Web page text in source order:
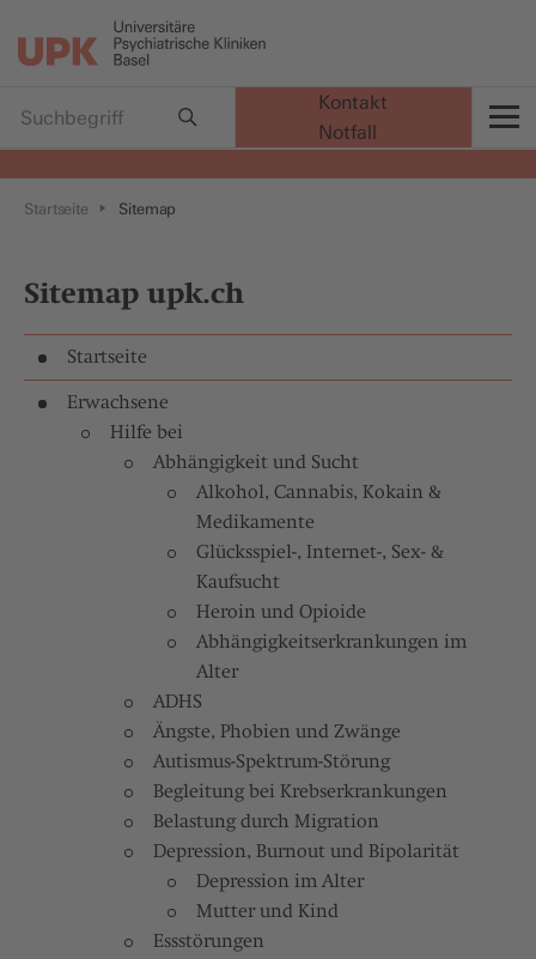
Startseite Sitemap
Sitemap upk.ch
Startseite
Erwachsene
Hilfe bei
Abhängigkeit und Sucht
Alkohol, Cannabis, Kokain &
Medikamente
Glücksspiel-, Internet-, Sex- &
Kaufsucht
Heroin und Opioide
Abhängigkeitserkrankungen im
Alter
ADHS
Ängste, Phobien und Zwänge
Autismus-Spektrum-Störung
Begleitung bei Krebserkrankungen
Belastung durch Migration
Depression, Burnout und Bipolarität
Depression im Alter
Mutter und Kind
Essstörungen
Kontakt
Notfall